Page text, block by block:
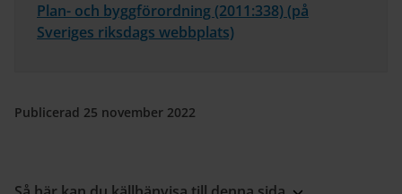
Plan- och byggförordning (2011:338) (på
Sveriges riksdags webbplats)
Publicerad 25 november 2022